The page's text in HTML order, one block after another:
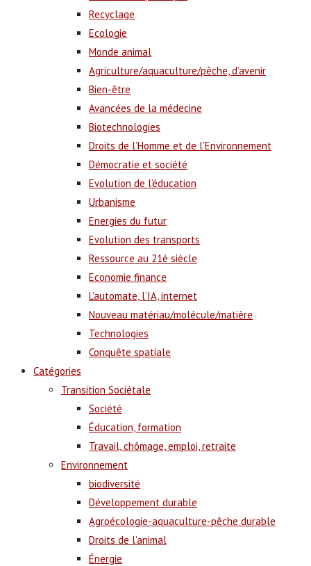
Recyclage
Ecologie
Monde animal
Agriculture/aquaculture/pêche, d’avenir
Bien-être
Avancées de la médecine
Biotechnologies
Droits de l’Homme et de l’Environnement
Démocratie et société
Evolution de l’éducation
Urbanisme
Energies du futur
Evolution des transports
Ressource au 21è siècle
Economie finance
L’automate, l’IA, internet
Nouveau matériau/molécule/matière
Technologies
Conquête spatiale
Catégories
Transition Sociétale
Société
Éducation, formation
Travail, chômage, emploi, retraite
Environnement
biodiversité
Développement durable
Agroécologie-aquaculture-pêche durable
Droits de l’animal
Énergie